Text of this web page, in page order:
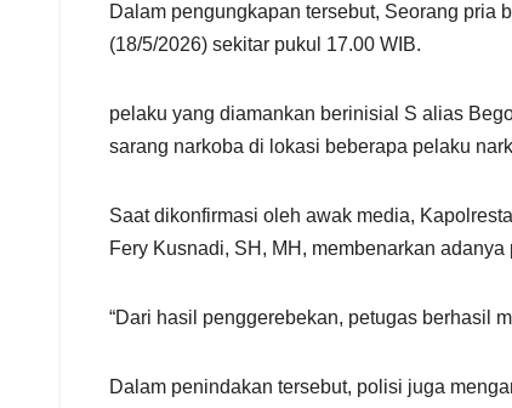
Dalam pengungkapan tersebut, Seorang pria
(18/5/2026) sekitar pukul 17.00 WIB.
pelaku yang diamankan berinisial S alias
sarang narkoba di lokasi beberapa pelaku
Saat dikonfirmasi oleh awak media,
Fery Kusnadi, SH, MH, membenarkan
“Dari hasil penggerebekan, petugas berhasil
Dalam penindakan tersebut, polisi juga